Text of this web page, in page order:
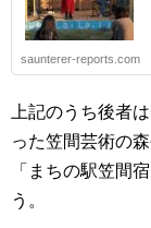
saunterer-reports.com
上記のうち後者
った笠間芸術の
「まちの駅笠間
う。